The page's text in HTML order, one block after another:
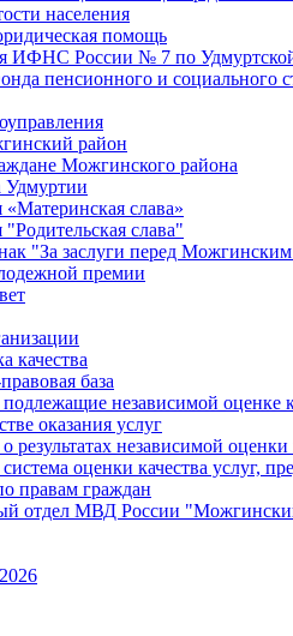
населения
помощь
ИФНС России № 7 по
пенсионного и социального
район
Можгинского района
Удмуртии
«Материнская слава»
слава"
"За заслуги перед
премии
качества
база
независимой оценке
оказания услуг
независимой оценки
оценки качества услуг,
правам граждан
отдел МВД России